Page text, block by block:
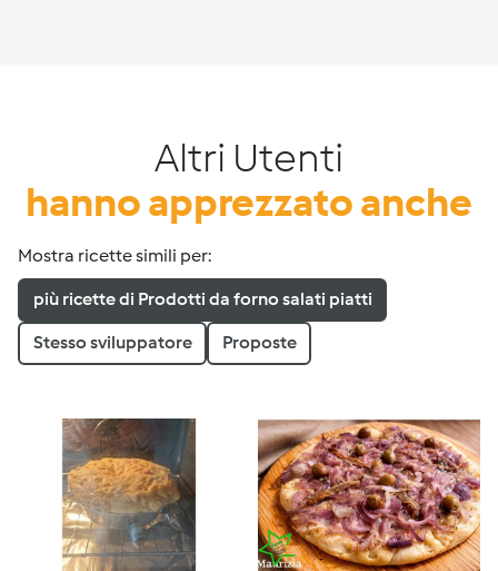
Altri Utenti
hanno apprezzato anche
Mostra ricette simili per:
più ricette di Prodotti da forno salati piatti
Stesso sviluppatore Proposte